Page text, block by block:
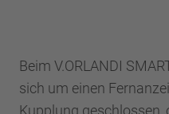
Beim V.ORLANDI
sich um einen
Kupplung geschlossen,